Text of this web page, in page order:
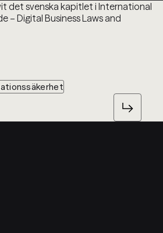
det svenska kapitlet i International
– Digital Business Laws and